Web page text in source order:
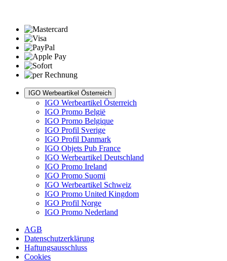
IGO Werbeartikel Österreich
IGO Werbeartikel Österreich
IGO Promo België
IGO Promo Belgique
IGO Profil Sverige
IGO Profil Danmark
IGO Objets Pub France
IGO Werbeartikel Deutschland
IGO Promo Ireland
IGO Promo Suomi
IGO Werbeartikel Schweiz
IGO Promo United Kingdom
IGO Profil Norge
IGO Promo Nederland
AGB
Datenschutzerklärung
Haftungsausschluss
Cookies